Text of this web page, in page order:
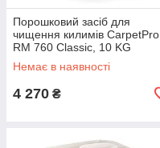
Порошковий засіб для
чищення килимів CarpetPro
RM 760 Classic, 10 KG
Немає в наявності
4 270 ₴